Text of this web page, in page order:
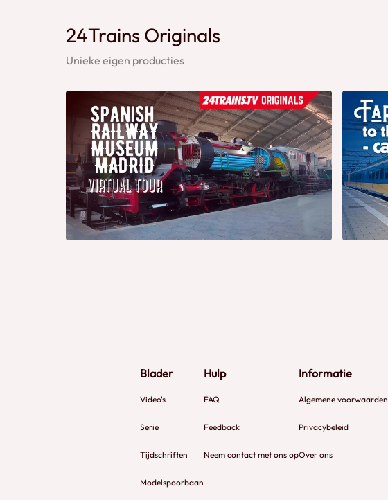
24Trains Originals
Unieke eigen producties
Blader
Video's
Serie
Tijdschriften
Modelspoorbaan
Hulp
FAQ
Feedback
Neem contact met ons op
Informatie
Algemene voorwaarden
Privacybeleid
Over ons